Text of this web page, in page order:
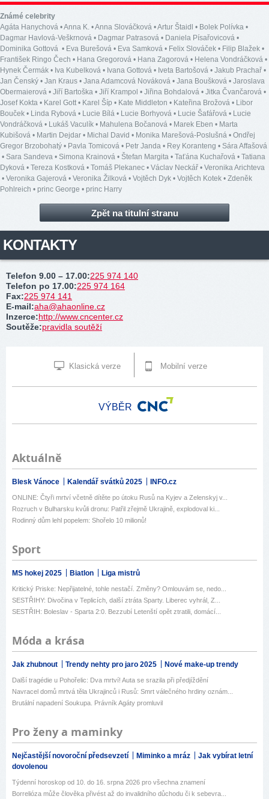
Známé celebrity
Agáta Hanychová •Anna K. •Anna Slováčková •Artur Štaidl • Bolek Polívka •
Dagmar Havlová-Veškrnová • Dagmar Patrasová • Daniela Písařovicová •
Dominika Gottová • Eva Burešová • Eva Samková • Felix Slováček • Filip Blažek •
František Ringo Čech • Hana Gregorová • Hana Zagorová • Helena Vondráčková •
Hynek Čermák • Iva Kubelková • Ivana Gottová • Iveta Bartošová • Jakub Prachař •
Jan Čenský • Jan Kraus • Jana Adamcová Nováková • Jana Boušková • Jaroslava
Obermaierová • Jiří Bartoška • Jiří Krampol • Jiřina Bohdalová • Jitka Čvančarová •
Josef Kokta • Karel Gott • Karel Šíp • Kate Middleton • Kateřina Brožová • Libor
Bouček • Linda Rybová • Lucie Bílá • Lucie Borhyová • Lucie Šafářová • Lucie
Vondráčková • Lukáš Vaculík • Mahulena Bočanová • Marek Eben • Marta
Kubišová • Martin Dejdar • Michal David • Monika Marešová-Poslušná • Ondřej
Gregor Brzobohatý • Pavla Tomicová • Petr Janda • Rey Koranteng • Sára Affašová
• Sara Sandeva • Simona Krainová • Štefan Margita • Taťána Kuchařová • Tatiana
Dyková • Tereza Kostková • Tomáš Plekanec • Václav Neckář • Veronika Arichteva
• Veronika Gajerová • Veronika Žilková • Vojtěch Dyk • Vojtěch Kotek • Zdeněk
Pohlreich • princ George • princ Harry
Zpět na titulní stranu
KONTAKTY
Telefon 9.00 – 17.00:225 974 140
Telefon po 17.00:225 974 164
Fax:225 974 141
E-mail:aha@ahaonline.cz
Inzerce:http://www.cncenter.cz
Soutěže:pravidla soutěží
Klasická verze Mobilní verze
VÝBĚR
Aktuálně
Blesk Vánoce Kalendář svátků 2025 INFO.cz
ONLINE: Čtyři mrtví včetně dítěte po útoku Rusů na Kyjev a Zelenskyj v...
Rozruch v Bulharsku kvůli dronu: Patřil zřejmě Ukrajině, explodoval ki...
Rodinný dům lehl popelem: Shořelo 10 milionů!
Sport
MS hokej 2025 Biatlon Liga mistrů
Kritický Priske: Nepřijatelné, tohle nestačí. Změny? Omlouvám se, nedo...
SESTŘIHY: Divočina v Teplicích, další ztráta Sparty. Liberec vyhrál, Z...
SESTŘIH: Boleslav - Sparta 2:0. Bezzubí Letenští opět ztratili, domácí...
Móda a krása
Jak zhubnout Trendy nehty pro jaro 2025 Nové make-up trendy
Další tragédie u Pohořelic: Dva mrtví! Auta se srazila při předjíždění
Navracel domů mrtvá těla Ukrajinců i Rusů: Smrt válečného hrdiny oznám...
Brutální napadení Soukupa. Právník Agáty promluvil
Pro ženy a maminky
Nejčastější novoroční předsevzetí Miminko a mráz
Jak vybírat letní
dovolenou
Týdenní horoskop od 10. do 16. srpna 2026 pro všechna znamení
Borrelióza může člověka přivést až do invalidního důchodu či k sebevra...